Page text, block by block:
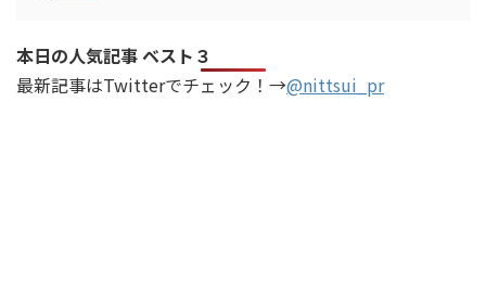
本日の人気記事 ベスト３
最新記事はTwitterでチェック！→@nittsui_pr